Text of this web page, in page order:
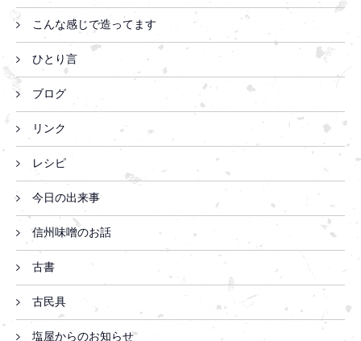
こんな感じで造ってます
ひとり言
ブログ
リンク
レシピ
今日の出来事
信州味噌のお話
古書
古民具
塩屋からのお知らせ